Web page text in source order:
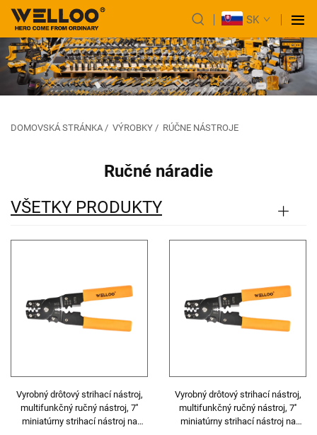
SK
DOMOVSKÁ STRÁNKA / VÝROBKY / RÚČNE NÁSTROJE
Ručné náradie
VŠETKY PRODUKTY
Vyrobný drôtový strihací nástroj,
multifunkčný ručný nástroj, 7''
miniatúrny strihací nástroj na
Vyrobný drôtový strihací nástroj,
multifunkčný ručný nástroj, 7''
miniatúrny strihací nástroj na